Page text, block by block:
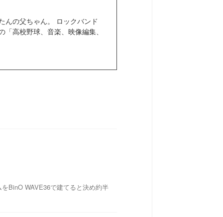
んの父ちゃん。 ロックバンド
高校野球、音楽、映像編集、
BinO WAVE36で建てると決め約半